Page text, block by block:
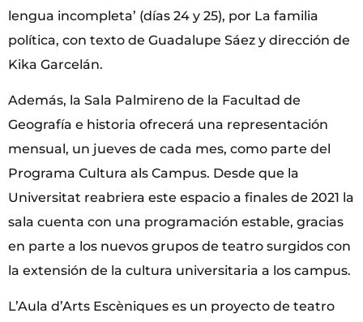
lengua incompleta’ (días 24 y 25), por La familia
política, con texto de Guadalupe Sáez y dirección de
Kika Garcelán.
Además, la Sala Palmireno de la Facultad de
Geografía e historia ofrecerá una representación
mensual, un jueves de cada mes, como parte del
Programa Cultura als Campus. Desde que la
Universitat reabriera este espacio a finales de 2021 la
sala cuenta con una programación estable, gracias
en parte a los nuevos grupos de teatro surgidos con
la extensión de la cultura universitaria a los campus.
L’Aula d’Arts Escèniques es un proyecto de teatro